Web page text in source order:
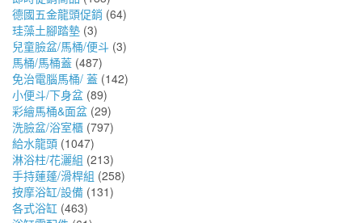
德國五金龍頭促銷 (64)
珪藻土腳踏墊 (3)
兒童臉盆/馬桶/便斗 (3)
馬桶/馬桶蓋 (487)
免治電腦馬桶/ 蓋 (142)
小便斗/下身盆 (89)
彩繪馬桶&面盆 (29)
洗臉盆/浴室櫃 (797)
給水龍頭 (1047)
淋浴柱/花灑組 (213)
手持蓮蓬/滑桿組 (258)
按摩浴缸/設備 (131)
各式浴缸 (463)